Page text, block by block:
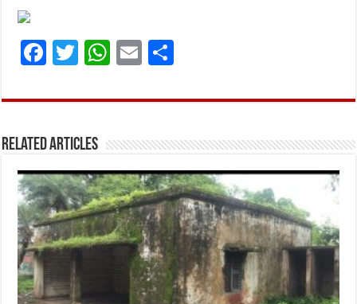
F
ce
o
o
k
T
it
r
W
at
A
p
p
E
ai ar
Related Articles